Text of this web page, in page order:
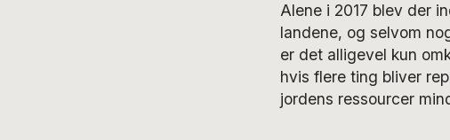
Alene i 2017 blev der
landene, og selvom
er det alligevel kun
hvis flere ting bliver
jordens ressourcer